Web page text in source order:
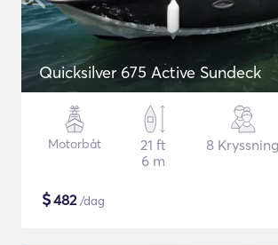
Quicksilver 675 Active Sundeck
Motorbåt
21 ft
6 m
8 Kryssning
$482/dag